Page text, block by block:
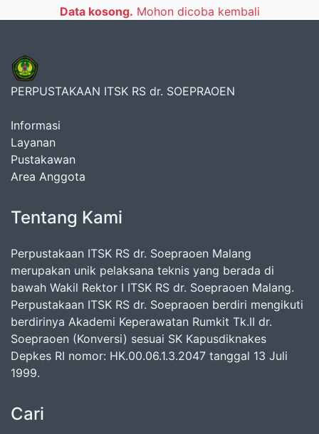
Data kosong. Mohon dicoba kembali
PERPUSTAKAAN ITSK RS dr. SOEPRAOEN
Informasi
Layanan
Pustakawan
Area Anggota
Tentang Kami
Perpustakaan ITSK RS dr. Soepraoen Malang
merupakan unik pelaksana teknis yang berada di
bawah Wakil Rektor I ITSK RS dr. Soepraoen Malang.
Perpustakaan ITSK RS dr. Soepraoen berdiri mengikuti
berdirinya Akademi Keperawatan Rumkit Tk.II dr.
Soepraoen (Konversi) sesuai SK Kapusdiknakes
Depkes RI nomor: HK.00.06.1.3.2047 tanggal 13 Juli
1999.
Cari